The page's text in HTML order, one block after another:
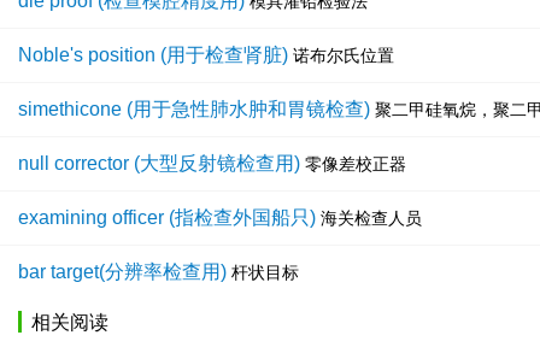
Noble's position (用于检查肾脏) 诺布尔氏位置
simethicone (用于急性肺水肿和胃镜检查) 聚二甲硅氧烷，聚二
null corrector (大型反射镜检查用) 零像差校正器
examining officer (指检查外国船只) 海关检查人员
bar target(分辨率检查用) 杆状目标
相关阅读